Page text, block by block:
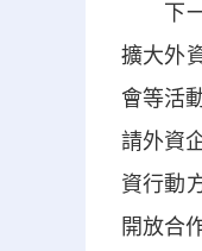
下一
擴大外
會等活
請外資
資行動
開放合